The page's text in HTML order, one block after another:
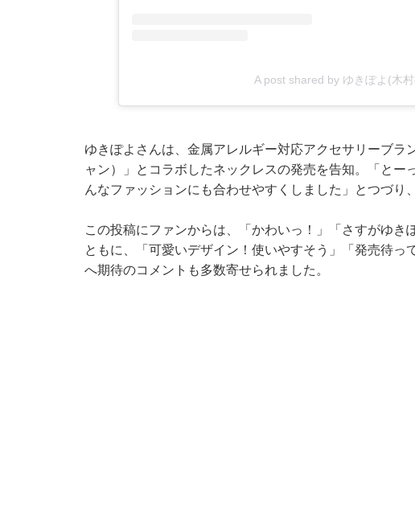
A post shared by ゆきぽよ(木
ゆきぽよさんは、金属アレルギー対応アクセサリーブ
ャン）」とコラボしたネックレスの発売を告知。「と
んなファッションにも合わせやすくしました」とつづり
この投稿にファンからは、「かわいっ！」「さすがゆき
ともに、「可愛いデザイン！使いやすそう」「発売待っ
へ期待のコメントも多数寄せられました。